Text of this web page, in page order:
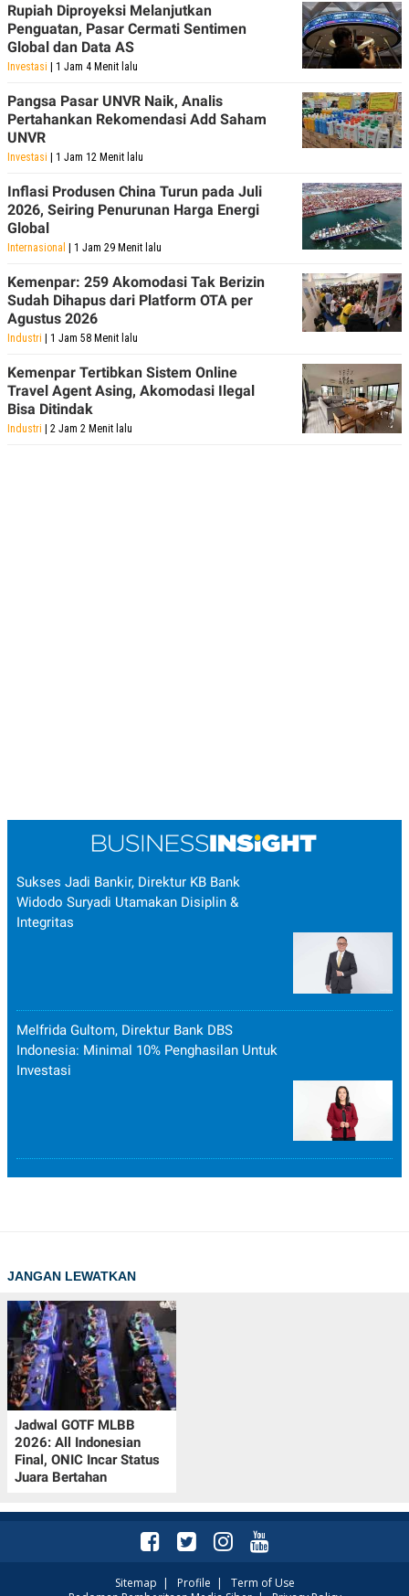
Rupiah Diproyeksi Melanjutkan
Penguatan, Pasar Cermati Sentimen
Global dan Data AS
Investasi | 1 Jam 4 Menit lalu
Pangsa Pasar UNVR Naik, Analis
Pertahankan Rekomendasi Add Saham
UNVR
Investasi | 1 Jam 12 Menit lalu
Inflasi Produsen China Turun pada Juli
2026, Seiring Penurunan Harga Energi
Global
Internasional | 1 Jam 29 Menit lalu
Kemenpar: 259 Akomodasi Tak Berizin
Sudah Dihapus dari Platform OTA per
Agustus 2026
Industri | 1 Jam 58 Menit lalu
Kemenpar Tertibkan Sistem Online
Travel Agent Asing, Akomodasi Ilegal
Bisa Ditindak
Industri | 2 Jam 2 Menit lalu
Sukses Jadi Bankir, Direktur KB Bank
Widodo Suryadi Utamakan Disiplin &
Integritas
Melfrida Gultom, Direktur Bank DBS
Indonesia: Minimal 10% Penghasilan Untuk
Investasi
JANGAN LEWATKAN
Jadwal GOTF MLBB
2026: All Indonesian
Final, ONIC Incar Status
Juara Bertahan
Sitemap | Profile | Term of Use